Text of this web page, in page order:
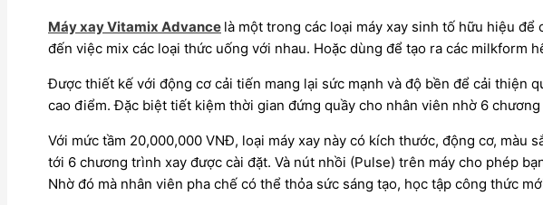
Máy xay Vitamix Advance là một trong các loại máy xay sinh tố hữu hiệu
đến việc mix các loại thức uống với nhau. Hoặc dùng để tạo ra các milkform
Được thiết kế với động cơ cải tiến mang lại sức mạnh và độ bền để cải thiện
cao điểm. Đặc biệt tiết kiệm thời gian đứng quầy cho nhân viên nhờ 6
Với mức tầm 20,000,000 VNĐ, loại máy xay này có kích thước, động cơ,
tới 6 chương trình xay được cài đặt. Và nút nhồi (Pulse) trên máy cho phép
Nhờ đó mà nhân viên pha chế có thể thỏa sức sáng tạo, học tập công thức